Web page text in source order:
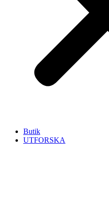
Butik
UTFORSKA